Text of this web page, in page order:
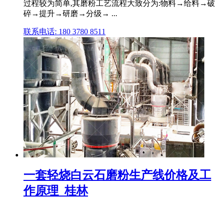
过程较为简单,其磨粉工艺流程大致分为:物料→给料→破
碎→提升→研磨→分级→ ...
联系电话: 180 3780 8511
一套轻烧白云石磨粉生产线价格及工
作原理_桂林